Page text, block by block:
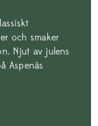
och smaker
Njut av julens
Aspenäs